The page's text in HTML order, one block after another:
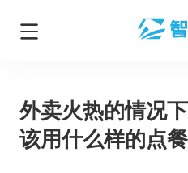
外卖火热的情况
该用什么样的点